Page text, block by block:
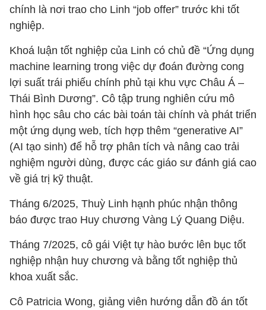
chính là nơi trao cho Linh “job offer” trước khi tốt
nghiệp.
Khoá luận tốt nghiệp của Linh có chủ đề “Ứng dụng
machine learning trong việc dự đoán đường cong
lợi suất trái phiếu chính phủ tại khu vực Châu Á –
Thái Bình Dương”. Cô tập trung nghiên cứu mô
hình học sâu cho các bài toán tài chính và phát triển
một ứng dụng web, tích hợp thêm “generative AI”
(AI tạo sinh) để hỗ trợ phân tích và nâng cao trải
nghiệm người dùng, được các giáo sư đánh giá cao
về giá trị kỹ thuật.
Tháng 6/2025, Thuỳ Linh hạnh phúc nhận thông
báo được trao Huy chương Vàng Lý Quang Diệu.
Tháng 7/2025, cô gái Việt tự hào bước lên bục tốt
nghiệp nhận huy chương và bằng tốt nghiệp thủ
khoa xuất sắc.
Cô Patricia Wong, giảng viên hướng dẫn đồ án tốt